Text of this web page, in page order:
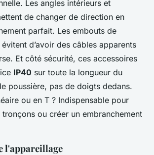
Les angles intérieurs et
de changer de direction en
parfait. Les embouts de
d’avoir des câbles apparents
Et côté sécurité, ces accessoires
IP40 sur toute la longueur du
poussière, pas de doigts dedans.
ou en T ? Indispensable pour
ou créer un embranchement
l'appareillage